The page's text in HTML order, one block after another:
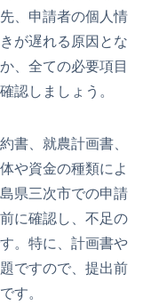
、申請者の個人情
が遅れる原因とな
、全ての必要項目
認しましょう。
書、就農計画書、
や資金の種類によ
県三次市での申請
に確認し、不足の
。特に、計画書や
ですので、提出前
す。